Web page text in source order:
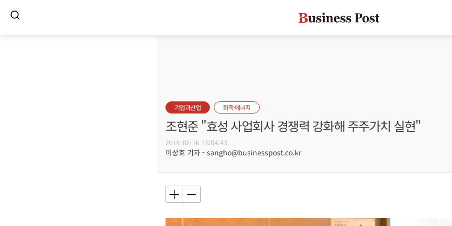
기업과산업 화학·에너지
조현준 "효성 사업회사 경쟁력 강화해 주주가치 실현"
2018-08-16 18:04:43
이상호 기자 - sangho@businesspost.co.kr